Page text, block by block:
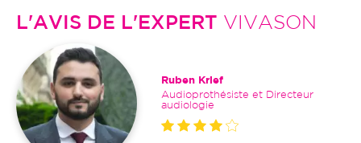
L'AVIS DE L'EXPERT VIVASON
Ruben Krief
Audioprothésiste et Directeur
audiologie